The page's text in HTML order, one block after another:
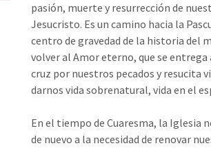
pasión, muerte y resurrección de
Jesucristo. Es un camino hacia la
centro de gravedad de la historia del
volver al Amor eterno, que se entrega
cruz por nuestros pecados y resucita
darnos vida sobrenatural, vida en el
En el tiempo de Cuaresma, la Iglesia
de nuevo a la necesidad de renovar